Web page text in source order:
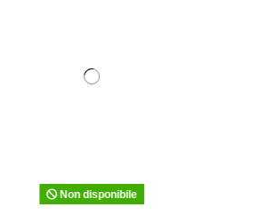
per barbecue Weber a
carbone cm 47 e 57